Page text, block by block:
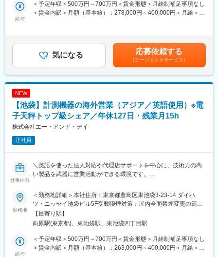
■GEヘルスケア・ジャパン／日野工場：
世界を代表する外資メーカーでありながら、日本に基幹工場を持
という高い品質が求められる製品を、デジタル技術と現場改善力
で支える環境は、製造業経験を一段上のステージへ引き上げま
す。日本発の改善が世界に展開される――そんな誇りある仕事に
■業務内容：
・ 海外現地法人、代理店のサポート業務（販売計画の立案、遂行
及び販売状況の管理、引合い案件対応、技術的な問い合わせへの
※担当する海外現地法人はアジア地区を想定しております。
※出張について：通常時では年2-3回程度（海外顧客訪問・打合
せ・海外市場調査・海外展示会サポート等）発生致します。
■研修体制について
入社後の全体研修の後、現場配属となります。基本は先輩社員と
担当地域と製品を持って上記の業務を担当して頂きます。
■就業環境：
同社の就業環境はとてもよくワークライフバランスが保てる環境
です。年間休日127日・月平均残業15H程度です。毎週水曜日、金
曜日はノー残業デーとなっており、メリハリのある環境で就業し
て頂くことができます。また住居手当や家族手当等各種手当も充
給与
＜予定年収＞500万円～700万円＜賃金形態＞月給制補足事項なし
＜賃金内訳＞月額（基本給）：278,000円～400,000円＜月給＞
万円／32歳 入社10年（月給36万円＋住宅手当＋時間外手当＋賞
与）610万円／27歳 入社5年（月給31万円＋住宅手当＋時間外手
当＋賞与）賃金はあくまでも目安の金額であり、選考を通じて上
下する可能性があります。月給(月額)は固定手当を含めた表記で
す。
気になる 応募依頼する
（エージェントサービス）
NEW
【池袋】計測機器の海外営業（アジア／英語使用）※電
子天秤トップ級シェア／年休127日・残業月15h
株式会社エー・アンド・デイ
正社員
仕事内容
＼英語を使った法人対応や代理店サポートを中心に、技術力の高
い製品を武器に営業活動ができる環境です。
■業務概要
海外現地法人、代理店の営業活動をサポート。現地拠点と協力し
て製品販売等を行っていただきます。
■業務内容：
・ 海外現地法人、代理店の営業サポート業務（引合い案件対応、
見積作成、技術的な問い合わせへの対応、製品トレーニング実施
勤務地
＜勤務地詳細＞本社住所：東京都豊島区東池袋3-23-14 ダイハ
ツ・ニッセイ池袋ビル5F受動喫煙対策：屋内全面禁煙変更の範
囲：会社の定める事業所
【最寄り駅】
向原駅(東京都)、東池袋駅、東池袋四丁目駅
給与
＜予定年収＞500万円～700万円＜賃金形態＞月給制補足事項なし
＜賃金内訳＞月額（基本給）：263,000円～400,000円＜月給＞